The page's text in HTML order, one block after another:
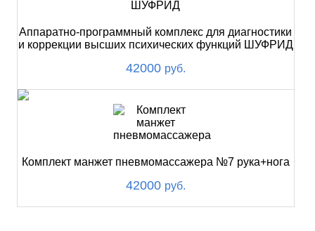
Аппаратно-программный комплекс для диагностики
и коррекции высших психических функций ШУФРИД
42000 руб.
Комплект манжет пневмомассажера №7 рука+нога
42000 руб.